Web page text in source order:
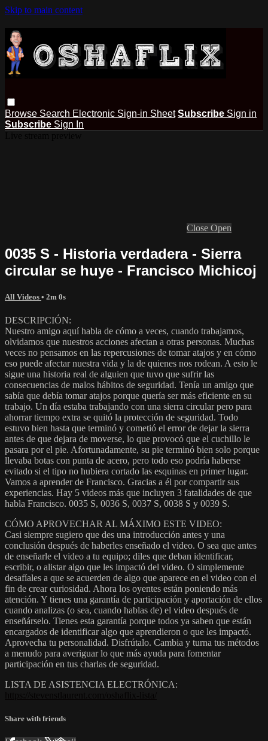
Skip to main content
Browse Search Electronic Sign-in Sheet Subscribe Sign in
Subscribe Sign In
Close Open
0035 S - Historia verdadera - Sierra
circular se huye - Francisco Michicoj
All Videos • 2m 0s
DESCRIPCIÓN:
Nuestro amigo aquí habla de cómo a veces, cuando trabajamos,
olvidamos que nuestros acciones afectan a otras personas. Muchas
veces no pensamos en las repercusiones de tomar atajos y en cómo
eso puede afectar nuestra vida y la de quienes nos rodean. A esto le
sigue una historia real de alguien que tuvo que sufrir las
consecuencias de malos hábitos de seguridad. Tenía un amigo que
sabía que debía tomar atajos porque quería ser más eficiente en su
trabajo. Un día estaba trabajando con una sierra circular pero para
ahorrar tiempo extra se quitó la protección de seguridad. Todo
estuvo bien hasta que terminó y cometió el error de dejar la sierra
antes de que dejara de moverse, lo que provocó que el cuchillo le
pasara por el pie. Afortunadamente, su pie terminó bien solo porque
llevaba botas con punta de acero, pero todo eso podría haberse
evitado si el tipo no hubiera cortado las esquinas en primer lugar.
Vamos a aprender de Francisco. Gracias a él por compartir sus
experiencias. Hay 5 videos más que incluyen 3 fatalidades de que
habla Francisco. 0035 S, 0036 S, 0037 S, 0038 S y 0039 S.
CÓMO APROVECHAR AL MÁXIMO ESTE VIDEO:
Casi siempre sugiero que des una introducción antes y una
conclusión después de haberles enseñado el video. O sea que antes
de enseñarle el video a tu equipo; diles que deban identificar,
escribir, o alistar algo que les impactó del video. O simplemente
desafíales a que se acuerden de algo que aparece en el video con el
fin de crear curiosidad. Ahora los oyentes están poniendo más
atención. Y tienes una garantía de participación y aportación de ellos
cuando analizas (o sea, cuando hablas de) el video después de
enseñárselo. Tienes esta garantía porque todos ya saben que están
encargados de identificar algo que aprendieron o que les impactó.
Aprovecha tu personalidad. Disfrútalo. Cambia y turna tus métodos
a menudo para averiguar lo que más ayuda para fomentar
participación en tus charlas de seguridad.
LISTA DE ASISTENCIA ELECTRÓNICA:
Share with friends